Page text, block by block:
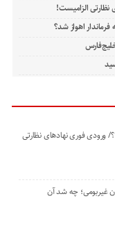
الزامیست!
اهواز شد؟
ورودی فوری نهادهای نظارتی
غیربومی؛ چه شد آن